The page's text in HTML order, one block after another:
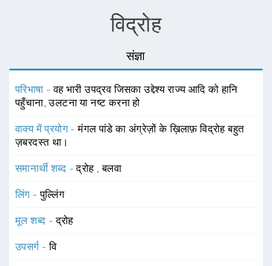
विद्रोह
संज्ञा
परिभाषा -वह भारी उपद्रव जिसका उद्देश्य राज्य आदि को हानि
पहुँचाना, उलटना या नष्ट करना हो
वाक्य में प्रयोग -मंगल पांडे का अंग्रेज़ों के ख़िलाफ़ विद्रोह बहुत
ज़बरदस्त था।
समानार्थी शब्द -द्रोह ,बलवा
लिंग -पुल्लिंग
मूल शब्द -द्रोह
उपसर्ग -वि